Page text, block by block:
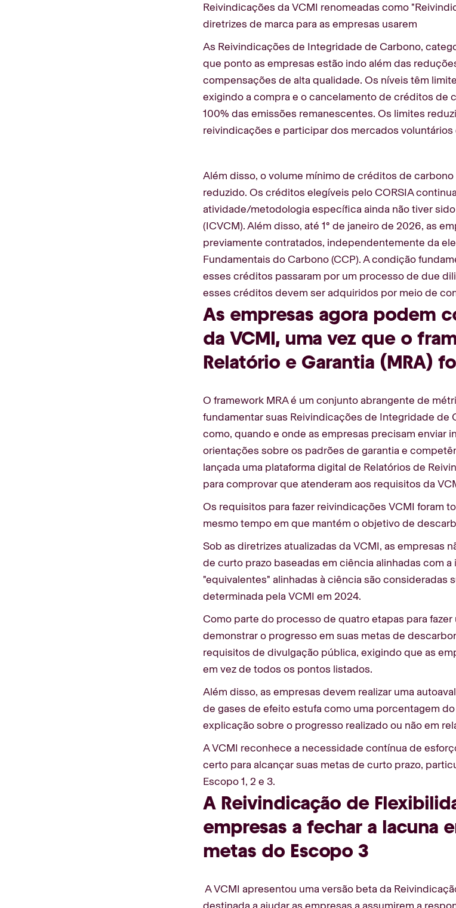
Reivindicações da VCMI renomeadas como
diretrizes de marca para as empresas usarem
As Reivindicações de Integridade de Carbono,
que ponto as empresas estão indo além das
compensações de alta qualidade. Os níveis têm
exigindo a compra e o cancelamento de créditos de
100% das emissões remanescentes. Os limites
reivindicações e participar dos mercados voluntários
Além disso, o volume mínimo de créditos de
reduzido. Os créditos elegíveis pelo CORSIA
atividade/metodologia específica ainda não tiver
(ICVCM). Além disso, até 1º de janeiro de 2026, as
previamente contratados, independentemente da
Fundamentais do Carbono (CCP). A condição
esses créditos passaram por um processo de due
esses créditos devem ser adquiridos por meio de
As empresas agora podem
da VCMI, uma vez que o
Relatório e Garantia (MRA)
O framework MRA é um conjunto abrangente de
fundamentar suas Reivindicações de Integridade de
como, quando e onde as empresas precisam enviar
orientações sobre os padrões de garantia e
lançada uma plataforma digital de Relatórios de
para comprovar que atenderam aos requisitos da
Os requisitos para fazer reivindicações VCMI foram
mesmo tempo em que mantém o objetivo de
Sob as diretrizes atualizadas da VCMI, as empresas
de curto prazo baseadas em ciência alinhadas com
"equivalentes" alinhadas à ciência são
determinada pela VCMI em 2024.
Como parte do processo de quatro etapas para
demonstrar o progresso em suas metas de
requisitos de divulgação pública, exigindo que as
em vez de todos os pontos listados.
Além disso, as empresas devem realizar uma
de gases de efeito estufa como uma porcentagem
explicação sobre o progresso realizado ou não em
A VCMI reconhece a necessidade contínua de
certo para alcançar suas metas de curto prazo,
Escopo 1, 2 e 3.
A Reivindicação de
empresas a fechar a lacuna
metas do Escopo 3
A VCMI apresentou uma versão beta da